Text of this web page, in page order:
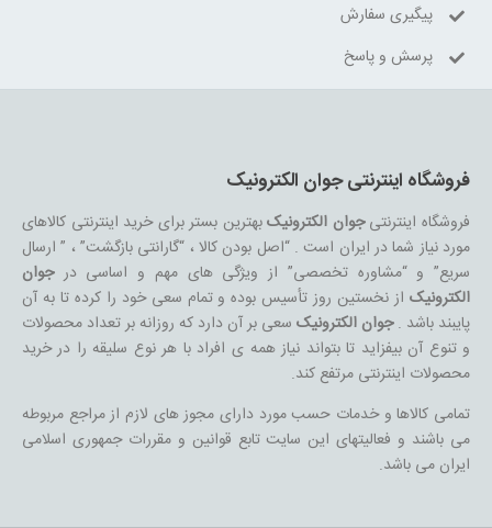
پیگیری سفارش
پرسش و پاسخ
فروشگاه اینترنتی جوان الکترونیک
فروشگاه اینترنتیجوان الکترونیکبهترین بستر برای خرید اینترنتی کالاهای
مورد نیاز شما در ایران است . “اصل بودن کالا ، “گارانتی بازگشت” ، ” ارسال
سریع” و “مشاوره تخصصی” از ویژگی های مهم و اساسی درجوان
الکترونیکاز نخستین روز تأسیس بوده و تمام سعی خود را کرده تا به آن
پایبند باشد .جوان الکترونیکسعی بر آن دارد که روزانه بر تعداد محصولات
و تنوع آن بیفزاید تا بتواند نیاز همه ی افراد با هر نوع سلیقه را در خرید
محصولات اینترنتی مرتفع کند.
تمامی کالاها و خدمات حسب مورد دارای مجوز های لازم از مراجع مربوطه
می باشند و فعالیتهای این سایت تابع قوانین و مقررات جمهوری اسلامی
ایران می باشد.